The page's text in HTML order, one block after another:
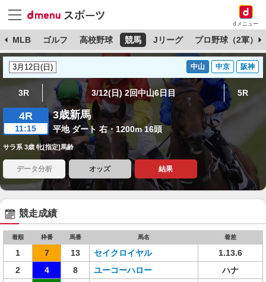
dメニュー
MLB ゴルフ 高校野球 競馬 Jリーグ プロ野球（2軍）
中山 中京 阪神
3R 3/12(日) 2回中山6日目 5R
4R
11:15
3歳新馬
平地 ダート 右・1200m 16頭
サラ系 3歳 牝[指定]馬齢
データ分析 オッズ 結果
競走成績
着順 枠番 馬番 馬名 着差
1 7 13 セイクロイヤル
1.13.6
2
4 8 ユーコーハロー
ハナ